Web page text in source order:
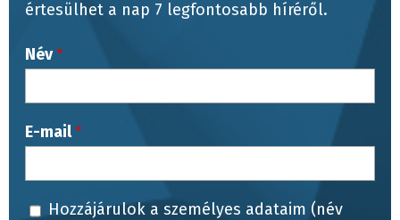
értesülhet a nap 7 legfontosabb híréről.
Név
E-mail
Hozzájárulok a személyes adataim (név